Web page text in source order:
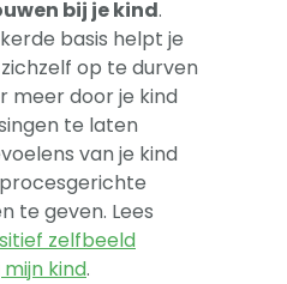
bij je kind.
basis helpt je
op te durven
meer door je kind
te laten
van je kind
te geven. Lees
zelfbeeld
kind.